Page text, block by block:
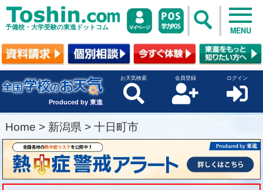
予備校・大学受験の東進ドットコム MENU
Produced by 東進
お天気検索 会員登録 ログイン
Home > 新潟県 > 十日町市